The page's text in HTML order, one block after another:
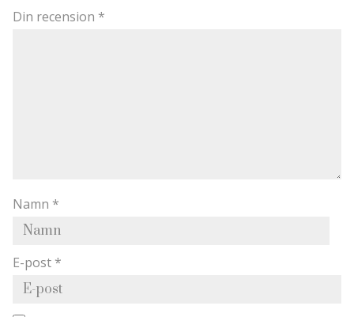
Din recension *
Namn *
E-post *